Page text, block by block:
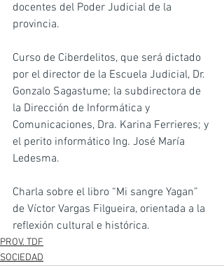
docentes del Poder Judicial de la
provincia.
Curso de Ciberdelitos, que será dictado
por el director de la Escuela Judicial, Dr.
Gonzalo Sagastume; la subdirectora de
la Dirección de Informática y
Comunicaciones, Dra. Karina Ferrieres; y
el perito informático Ing. José María
Ledesma.
Charla sobre el libro “Mi sangre Yagan”
de Víctor Vargas Filgueira, orientada a la
reflexión cultural e histórica.
PROV. TDF
SOCIEDAD